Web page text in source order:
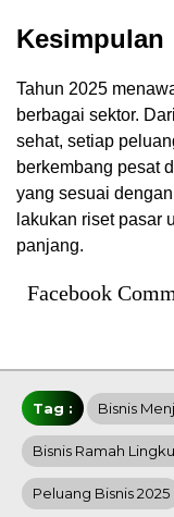
Kesimpulan
Tahun 2025
berbagai sektor.
sehat, setiap
berkembang pesat
yang sesuai
lakukan riset pasar
panjang.
Facebook
Tag : Bisnis
Bisnis Ramah
Peluang Bisnis 2025